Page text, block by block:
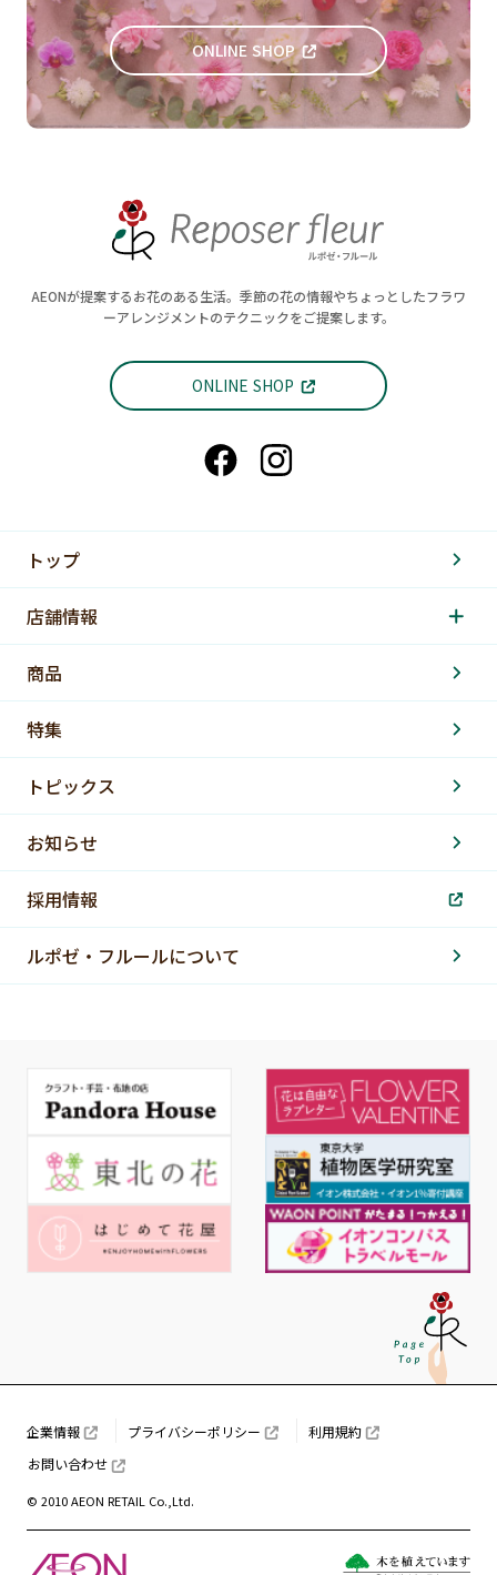
ONLINE SHOP
AEONが提案するお花のある生活。季節の花の情報やちょっとしたフラワ
ーアレンジメントのテクニックをご提案します。
ONLINE SHOP
トップ
店舗情報
商品
特集
トピックス
お知らせ
採用情報
ルポゼ・フルールについて
企業情報 プライバシーポリシー
利用規約
お問い合わせ
© 2010 AEON RETAIL Co.,Ltd.